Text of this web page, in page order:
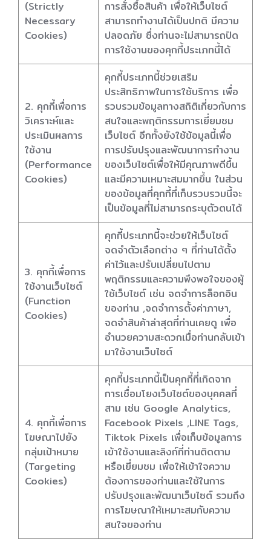
(Strictly
Necessary
Cookies)
การสั่งซื้อสินค้า เพื่อให้เว็บไซต์
สามารถทำงานได้เป็นปกติ มีความ
ปลอดภัย ซึ่งท่านจะไม่สามารถปิด
การใช้งานของคุกกี้ประเภทนี้ได้
2. คุกกี้เพื่อการ
วิเคราะห์และ
ประเมินผลการ
ใช้งาน
(Performance
Cookies)
คุกกี้ประเภทนี้ช่วยเสริม
ประสิทธิภาพในการใช้บริการ เพื่อ
รวบรวมข้อมูลทางสถิติเกี่ยวกับการ
สนใจและพฤติกรรมการเยี่ยมชม
เว็บไซต์ อีกทั้งยังใช้ข้อมูลนี้เพื่อ
การปรับปรุงและพัฒนาการทำงาน
ของเว็บไซต์เพื่อให้มีคุณภาพดีขึ้น
และมีความเหมาะสมมากขึ้น ในส่วน
ของข้อมูลที่คุกกี้ที่เก็บรวบรวมนี้จะ
เป็นข้อมูลที่ไม่สามารถระบุตัวตนได้
3. คุกกี้เพื่อการ
ใช้งานเว็บไซต์
(Function
Cookies)
คุกกี้ประเภทนี้จะช่วยให้เว็บไซต์
จดจำตัวเลือกต่าง ๆ ที่ท่านได้ตั้ง
ค่าไว้และปรับเปลี่ยนไปตาม
พฤติกรรมและความพึงพอใจของผู้
ใช้เว็บไซต์ เช่น จดจำการล็อกอิน
ของท่าน ,จดจำการตั้งค่าภาษา,
จดจำสินค้าล่าสุดที่ท่านเคยดู เพื่อ
อำนวยความสะดวกเมื่อท่านกลับเข้า
มาใช้งานเว็บไซต์
4. คุกกี้เพื่อการ
โฆษณาไปยัง
กลุ่มเป้าหมาย
(Targeting
Cookies)
คุกกี้ประเภทนี้เป็นคุกกี้ที่เกิดจาก
การเชื่อมโยงเว็บไซต์ของบุคคลที่
สาม เช่น Google Analytics,
Facebook Pixels ,LINE Tags,
Tiktok Pixels เพื่อเก็บข้อมูลการ
เข้าใช้งานและลิงก์ที่ท่านติดตาม
หรือเยี่ยมชม เพื่อให้เข้าใจความ
ต้องการของท่านและใช้ในการ
ปรับปรุงและพัฒนาเว็บไซต์ รวมถึง
การโฆษณาให้เหมาะสมกับความ
สนใจของท่าน